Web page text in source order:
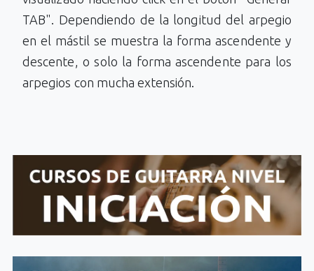
TAB". Dependiendo de la longitud del arpegio
en el mástil se muestra la forma ascendente y
descente, o solo la forma ascendente para los
arpegios con mucha extensión.